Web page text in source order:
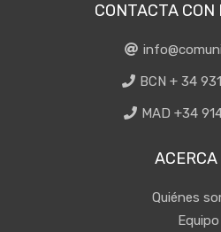
CONTACTA CON
BCN + 34
MAD +34
ACERCA
Quiénes
Equipo